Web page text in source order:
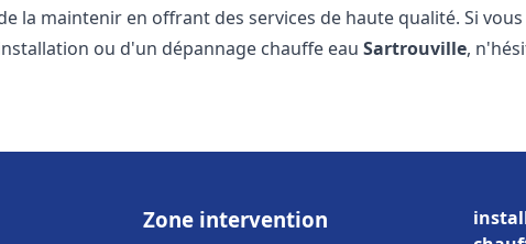
la maintenir en offrant des services de haute qualité. Si
ou d'un dépannage chauffe eauSartrouville,
Zone intervention